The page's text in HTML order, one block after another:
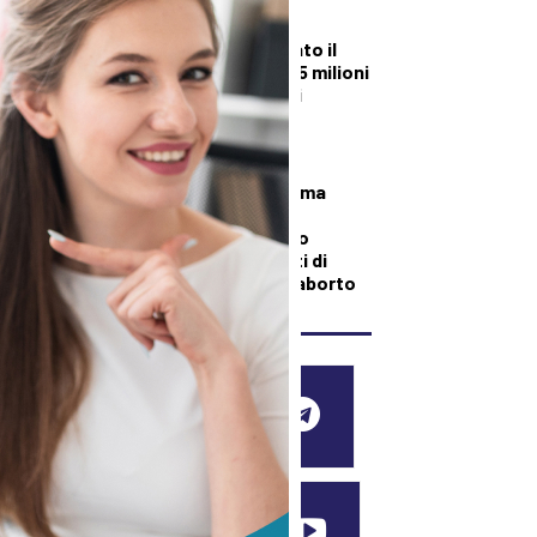
Autorità portuale
regionale, approvato il
piano triennale: 7,5 milioni
di euro per gli scali
toscani
DEMOGRAFICA
“Sembra un problema
tecnico, ma è una
censura”: bloccato
l’accesso a due siti di
informazione sull’aborto
SEGUICI SUI SOCIAL